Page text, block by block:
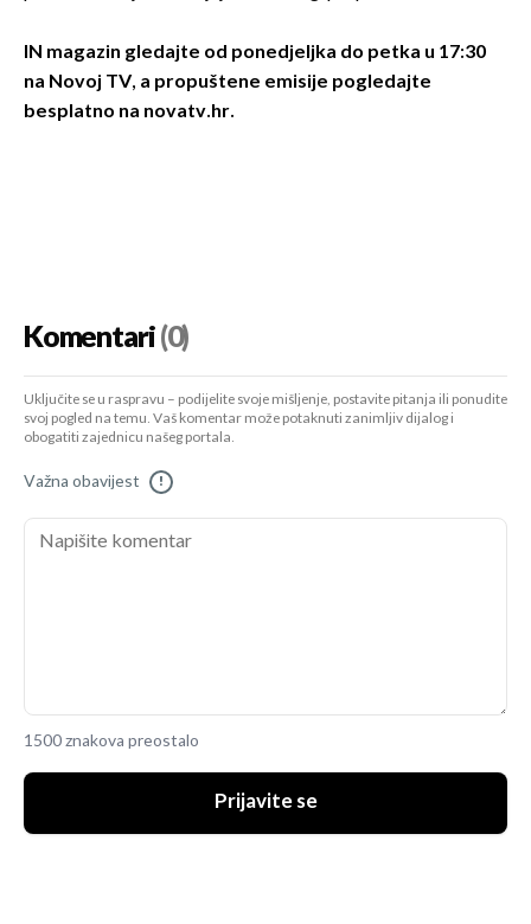
IN magazin gledajte od ponedjeljka do petka u 17:30
na Novoj TV, a propuštene emisije pogledajte
besplatno na novatv.hr.
Komentari(0)
Uključite se u raspravu – podijelite svoje mišljenje, postavite pitanja ili ponudite
svoj pogled na temu. Vaš komentar može potaknuti zanimljiv dijalog i
obogatiti zajednicu našeg portala.
Važna obavijest !
1500 znakova preostalo
Prijavite se